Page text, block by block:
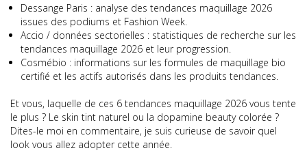
Dessange Paris : analyse des tendances maquillage 2026
issues des podiums et Fashion Week.
Accio / données sectorielles : statistiques de recherche sur les
tendances maquillage 2026 et leur progression.
Cosmébio : informations sur les formules de maquillage bio
certifié et les actifs autorisés dans les produits tendances.
Et vous, laquelle de ces 6 tendances maquillage 2026 vous tente
le plus ? Le skin tint naturel ou la dopamine beauty colorée ?
Dites-le moi en commentaire, je suis curieuse de savoir quel
look vous allez adopter cette année.